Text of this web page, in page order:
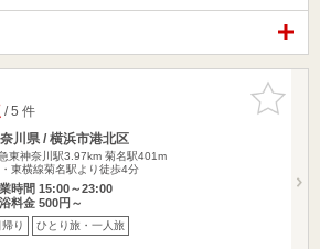
お気に入
りに追加
/ 5 件
川県 / 横浜市港北区
東神奈川駅3.97km 菊名駅401m
東横線菊名駅より徒歩4分
時間 15:00～23:00
料金 500円～
帰り ひとり旅・一人旅